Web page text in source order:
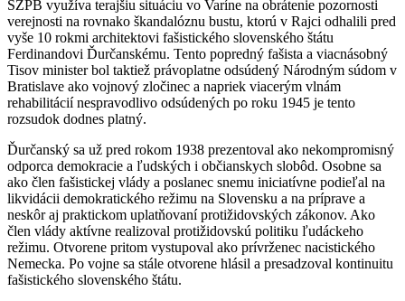
SZPB využíva terajšiu situáciu vo Varíne na obrátenie pozornosti
verejnosti na rovnako škandalóznu bustu, ktorú v Rajci odhalili pred
vyše 10 rokmi architektovi fašistického slovenského štátu
Ferdinandovi Ďurčanskému. Tento popredný fašista a viacnásobný
Tisov minister bol taktiež právoplatne odsúdený Národným súdom v
Bratislave ako vojnový zločinec a napriek viacerým vlnám
rehabilitácií nespravodlivo odsúdených po roku 1945 je tento
rozsudok dodnes platný.
Ďurčanský sa už pred rokom 1938 prezentoval ako nekompromisný
odporca demokracie a ľudských i občianskych slobôd. Osobne sa
ako člen fašistickej vlády a poslanec snemu iniciatívne podieľal na
likvidácii demokratického režimu na Slovensku a na príprave a
neskôr aj praktickom uplatňovaní protižidovských zákonov. Ako
člen vlády aktívne realizoval protižidovskú politiku ľudáckeho
režimu. Otvorene pritom vystupoval ako prívrženec nacistického
Nemecka. Po vojne sa stále otvorene hlásil a presadzoval kontinuitu
fašistického slovenského štátu.